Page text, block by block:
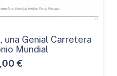
una Genial Carretera
Mundial
€